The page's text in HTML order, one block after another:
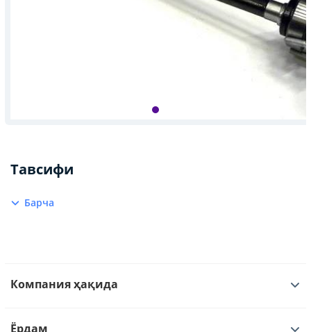
Тавсифи
Барча
Компания ҳақида
Ёрдам